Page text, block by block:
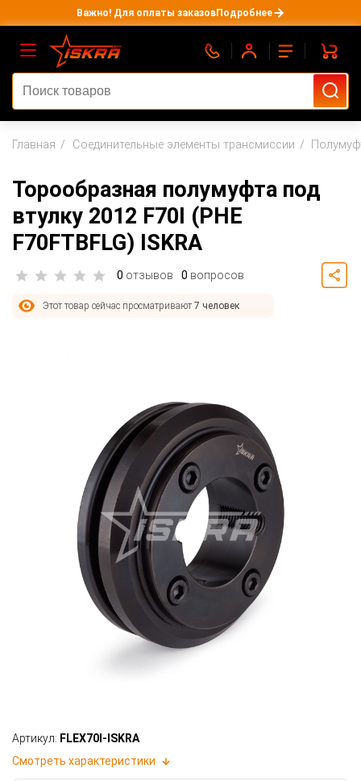
Важно! Для оплаты заказовПодробнее
Главная Соединительные элементы трансмиссии
Торообразная полумуфта под
втулку 2012 F70I (PHE
F70FTBFLG) ISKRA
0 отзывов 0 вопросов
7 человекдобавили этот товар в корзину
Этот товар сейчас просматривают7 человек
Артикул: FLEX70I-ISKRA
Смотреть характеристики